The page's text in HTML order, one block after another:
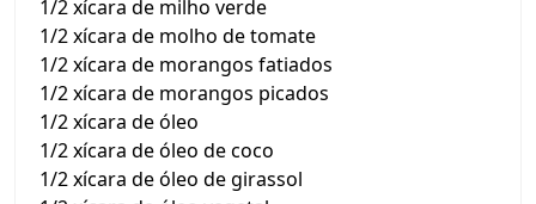
1/2 xícara de milho verde
1/2 xícara de molho de tomate
1/2 xícara de morangos fatiados
1/2 xícara de morangos picados
1/2 xícara de óleo
1/2 xícara de óleo de coco
1/2 xícara de óleo de girassol